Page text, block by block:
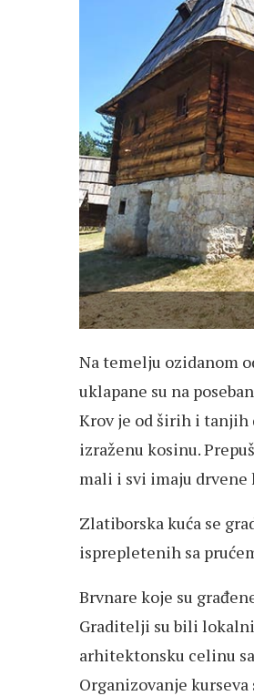
Na temelju ozidanom
uklapane su na
Krov je od širih i tanjih
izraženu kosinu.
mali i svi imaju drvene
Zlatiborska kuća se
isprepletenih sa
Brvnare koje su
Graditelji su bili lokalni
arhitektonsku celinu
Organizovanje